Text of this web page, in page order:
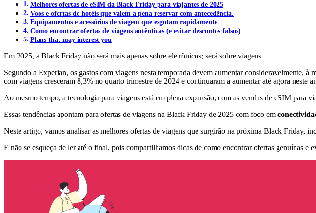
Melhores ofertas de eSIM da Black Friday para viajantes de 2025
Voos e ofertas de hotéis que valem a pena reservar com antecedência.
Equipamentos e acessórios de viagem que esgotam rapidamente
Como encontrar ofertas de viagens autênticas (e evitar descontos falsos)
Plans that may interest you
Em 2025, a Black Friday não será mais apenas sobre eletrônicos; será sobre viagens.
Segundo a Experian, os gastos com viagens nesta temporada devem aumentar consideravelmente,
com viagens cresceram 8,3% no quarto trimestre de 2024 e continuaram a aumentar até agora neste
Ao mesmo tempo, a tecnologia para viagens está em plena expansão, com as vendas de eSIM para
Essas tendências apontam para ofertas de viagens na Black Friday de 2025 com foco em
Neste artigo, vamos analisar as melhores ofertas de viagens que surgirão na próxima Black Friday,
E não se esqueça de ler até o final, pois compartilhamos dicas de como encontrar ofertas genuínas e